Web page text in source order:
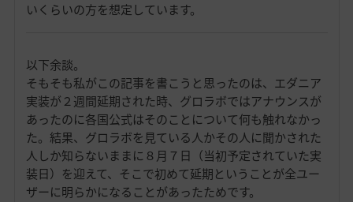
いくらいの方を想定しています。
以下余談。
そもそも私がこの記事を書こうと思ったのは、エダニア
実装が２週間延期された時、グロラボではアナウンスが
あったのに各国公式はそのことについて何も触れなかっ
た。結果、グロラボを見ている人かその人に聞かされた
人しか知らないままに８月７日（当初予定されていた実
装日）を迎えて、そこで初めて延期ということが全ユー
ザーに明らかになることがあったためです。